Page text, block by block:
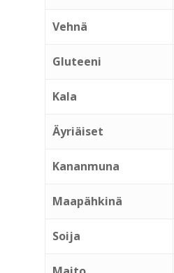
Vehnä
Gluteeni
Kala
Äyriäiset
Kananmuna
Maapähkinä
Soija